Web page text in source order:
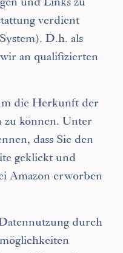
und Links zu
verdient
D.h. als
an qualifizierten
die Herkunft der
zu können. Unter
dass Sie den
geklickt und
Amazon erworben
durch